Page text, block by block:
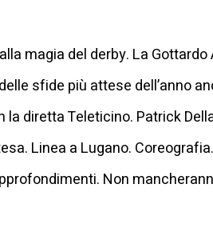
magia del derby. La
sfide più attese dell’anno
la diretta Teleticino. Patrick
Linea a Lugano.
Non